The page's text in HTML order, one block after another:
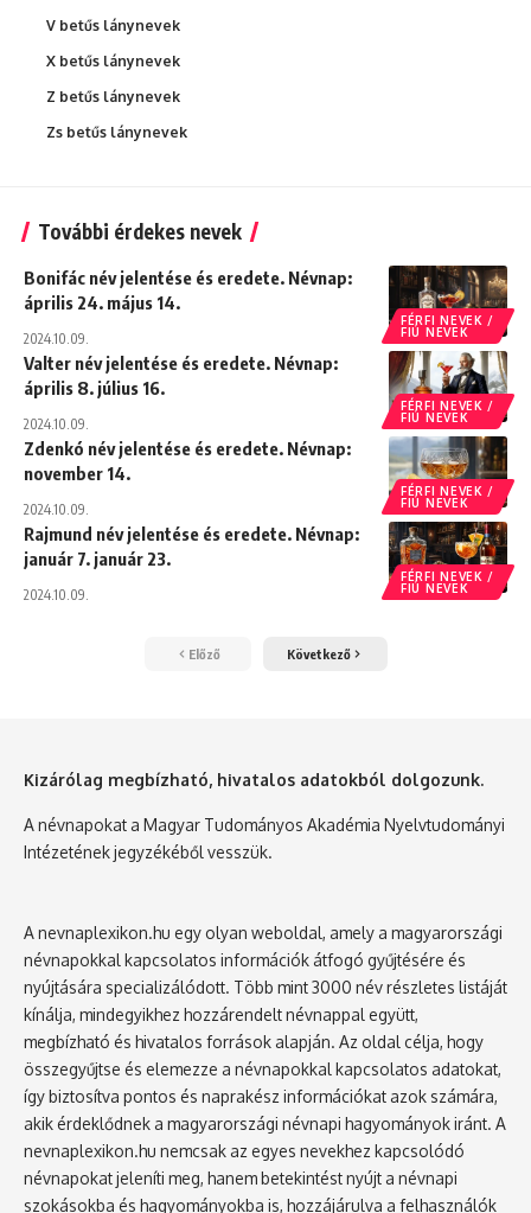
V betűs lánynevek
X betűs lánynevek
Z betűs lánynevek
Zs betűs lánynevek
További érdekes nevek
FÉRFI NEVEK /
FIÚ NEVEK
Bonifác név jelentése és eredete. Névnap:
április 24. május 14.
2024.10.09.
FÉRFI NEVEK /
FIÚ NEVEK
Valter név jelentése és eredete. Névnap:
április 8. július 16.
2024.10.09.
FÉRFI NEVEK /
FIÚ NEVEK
Zdenkó név jelentése és eredete. Névnap:
november 14.
2024.10.09.
FÉRFI NEVEK /
FIÚ NEVEK
Rajmund név jelentése és eredete. Névnap:
január 7. január 23.
2024.10.09.
Előző Következő
Kizárólag megbízható, hivatalos adatokból dolgozunk.
A névnapokat a Magyar Tudományos Akadémia Nyelvtudományi
Intézetének jegyzékéből vesszük.
A nevnaplexikon.hu egy olyan weboldal, amely a magyarországi
névnapokkal kapcsolatos információk átfogó gyűjtésére és
nyújtására specializálódott. Több mint 3000 név részletes listáját
kínálja, mindegyikhez hozzárendelt névnappal együtt,
megbízható és hivatalos források alapján. Az oldal célja, hogy
összegyűjtse és elemezze a névnapokkal kapcsolatos adatokat,
így biztosítva pontos és naprakész információkat azok számára,
akik érdeklődnek a magyarországi névnapi hagyományok iránt. A
nevnaplexikon.hu nemcsak az egyes nevekhez kapcsolódó
névnapokat jeleníti meg, hanem betekintést nyújt a névnapi
szokásokba és hagyományokba is, hozzájárulva a felhasználók